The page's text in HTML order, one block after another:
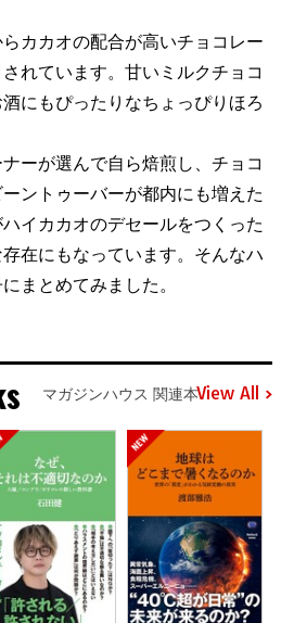
カカオの配合が高いチョコレー
れています。甘いミルクチョコ
にもぴったりなちょっぴりほろ
ーが選んで自ら焙煎し、チョコ
ントゥーバーが都内にも増えた
イカカオのデセールをつくった
在にもなっています。そんなハ
まとめてみました。
マガジンハウス 関連本View All